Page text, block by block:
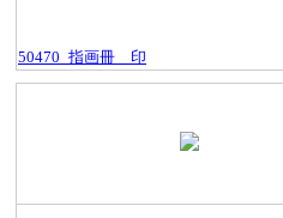
50470_指画冊＿印